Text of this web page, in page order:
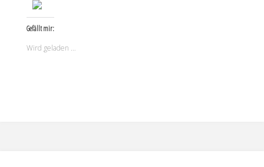
Gefällt mir:
Wird geladen …